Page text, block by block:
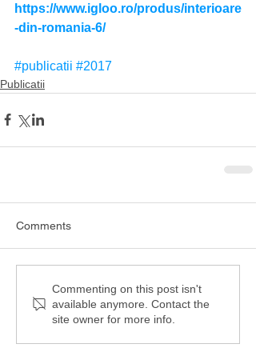
https://www.igloo.ro/produs/interioare
-din-romania-6/
#publicatii #2017
Publicatii
Comments
Commenting on this post isn't
available anymore. Contact the
site owner for more info.